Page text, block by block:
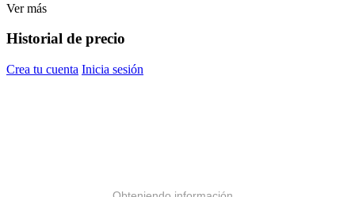
Ver más
Historial de precio
Crea tu cuenta Inicia sesión